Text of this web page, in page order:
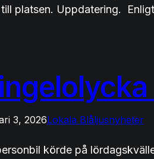
platsen. Uppdatering.
3, 2026Lokala Blåljusnyheter
körde på